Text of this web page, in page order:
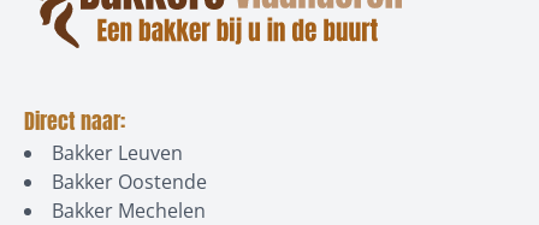
Direct naar:
Bakker Leuven
Bakker Oostende
Bakker Mechelen